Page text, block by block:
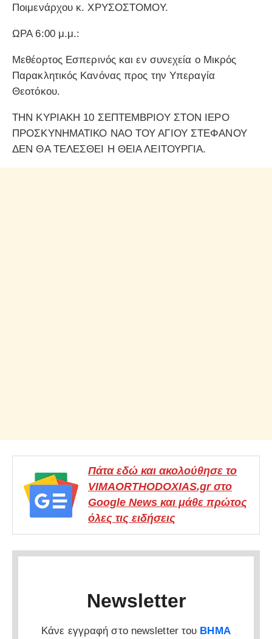
Ποιμενάρχου κ. ΧΡΥΣΟΣΤΟΜΟΥ.
ΩΡΑ 6:00 μ.μ.:
Μεθέορτος Εσπερινός και εν συνεχεία ο Μικρός
Παρακλητικός Κανόνας προς την Υπεραγία
Θεοτόκου.
ΤΗΝ ΚΥΡΙΑΚΗ 10 ΣΕΠΤΕΜΒΡΙΟΥ ΣΤΟΝ ΙΕΡΟ
ΠΡΟΣΚΥΝΗΜΑΤΙΚΟ ΝΑΟ ΤΟΥ ΑΓΙΟΥ ΣΤΕΦΑΝΟΥ
ΔΕΝ ΘΑ ΤΕΛΕΣΘΕΙ Η ΘΕΙΑ ΛΕΙΤΟΥΡΓΙΑ.
Πάτα εδώ και ακολούθησε το
VIMAORTHODOXIAS.gr στο
Google News και μάθε πρώτος
όλες τις ειδήσεις
Newsletter
Κάνε εγγραφή στο newsletter του ΒΗΜΑ